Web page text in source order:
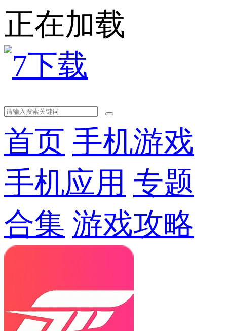
正在加载
首页 手机游戏
手机应用 专题
合集 游戏攻略